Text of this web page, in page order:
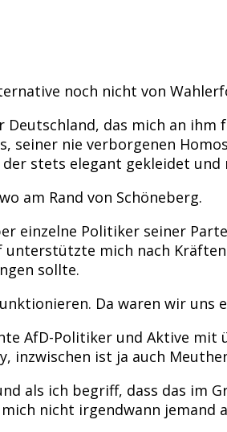
noch nicht von
das mich an
seiner nie verborgenen
stets elegant gekleidet
am Rand von Schöneberg.
einzelne Politiker seiner
unterstützte mich nach
sollte.
Da waren wir uns
AfD-Politiker und Aktive mit
inzwischen ist ja auch
als ich begriff, dass das im
nicht irgendwann jemand